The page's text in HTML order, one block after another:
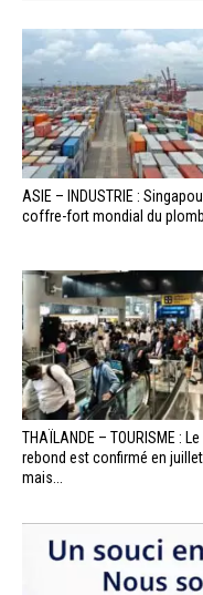
ASIE – INDUSTRIE :
coffre-fort mondial du plomb
THAÏLANDE – TOURISME : Le
rebond est confirmé en
mais...